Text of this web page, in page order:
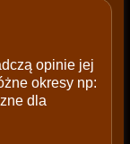
opinie jej
okresy np:
dla